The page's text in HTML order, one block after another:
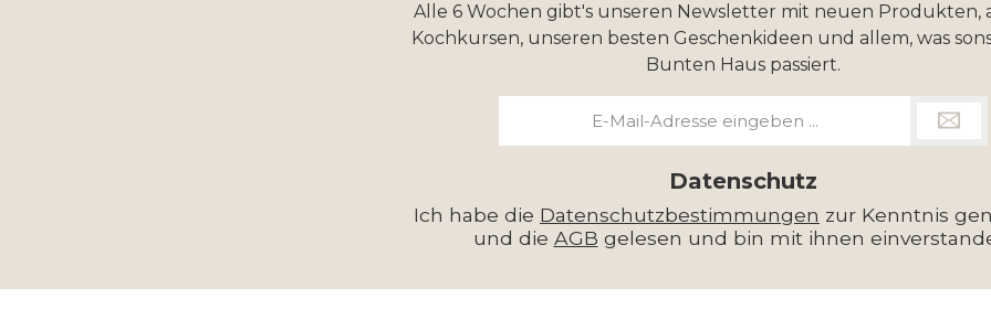
Alle 6 Wochen gibt's unseren Newsletter mit neuen Produkten,
Kochkursen, unseren besten Geschenkideen und allem, was
Bunten Haus passiert.
Datenschutz
Ich habe die Datenschutzbestimmungen zur Kenntnis
und die AGB gelesen und bin mit ihnen